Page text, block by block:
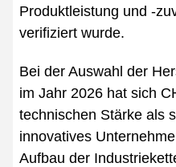
Produktleistung und -
verifiziert wurde.
Bei der Auswahl der
im Jahr 2026 hat sich
technischen Stärke als
innovatives
Aufbau der